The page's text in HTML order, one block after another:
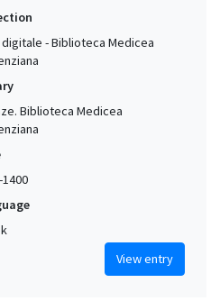
digitale - Biblioteca Medicea
Biblioteca Medicea
View entry